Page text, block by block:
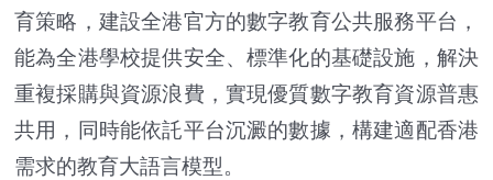
育策略，建設全港官方的數字教育公共服務平台，
能為全港學校提供安全、標準化的基礎設施，解決
重複採購與資源浪費，實現優質數字教育資源普惠
共用，同時能依託平台沉澱的數據，構建適配香港
需求的教育大語言模型。